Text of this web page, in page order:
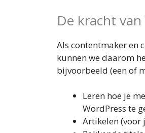
De kracht
Als contentmaker en
kunnen we daarom
bijvoorbeeld (een of
Leren hoe je
WordPress te
Artikelen (voor